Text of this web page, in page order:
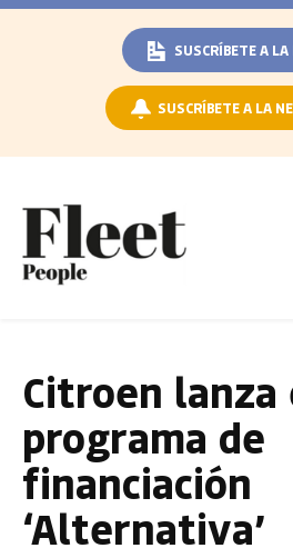
SUSCRÍBETE A
SUSCRÍBETE A LA
Citroen lanza
programa de
financiación
‘Alternativa’